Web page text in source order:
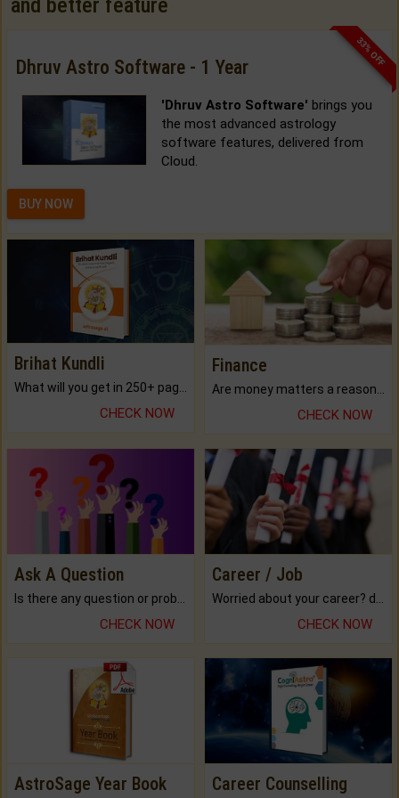
and better feature
33% OFF
Dhruv Astro Software - 1 Year
'Dhruv Astro Software' brings you
the most advanced astrology
software features, delivered from
Cloud.
BUY NOW
Brihat Kundli
CHECK NOW
Finance
CHECK NOW
Ask A Question
CHECK NOW
Career / Job
CHECK NOW
AstroSage Year Book Career Counselling